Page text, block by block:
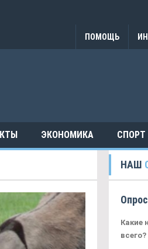
ПОМОЩЬ
ЭКОНОМИКА СПОРТ
НАШ
Опрос
Какие
всего?